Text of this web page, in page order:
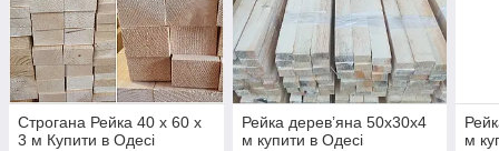
Строгана Рейка 40 х 60 х
3 м Купити в Одесі
Рейка дерев’яна 50х30х4
м купити в Одесі
м